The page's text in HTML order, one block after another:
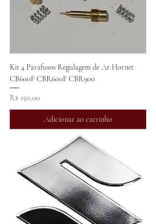
Kit 4 Parafusos Regulagem de Ar Hornet
CB600F CBR600F CBR900
Preço
R$ 150,00
Adicionar ao carrinho